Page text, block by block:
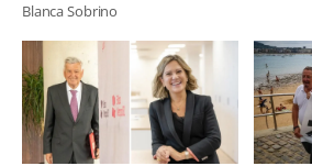
Blanca Sobrino